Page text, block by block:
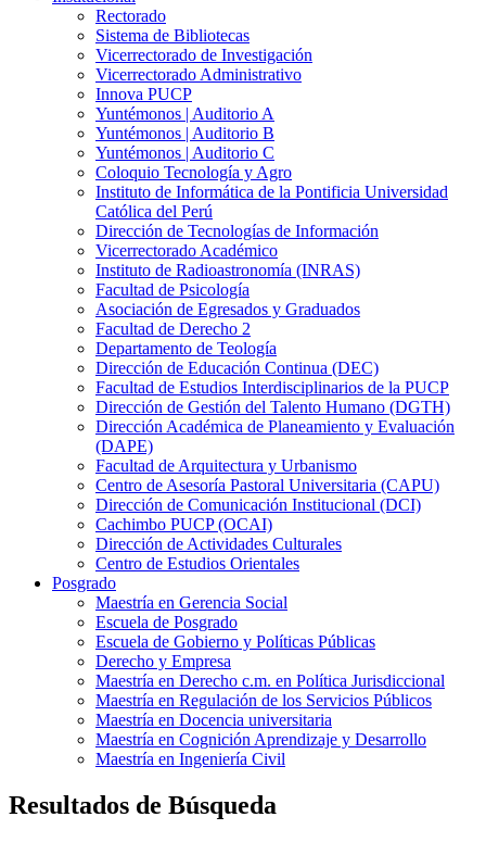
Rectorado
Sistema de Bibliotecas
Vicerrectorado de Investigación
Vicerrectorado Administrativo
Innova PUCP
Yuntémonos | Auditorio A
Yuntémonos | Auditorio B
Yuntémonos | Auditorio C
Coloquio Tecnología y Agro
Instituto de Informática de la Pontificia Universidad
Católica del Perú
Dirección de Tecnologías de Información
Vicerrectorado Académico
Instituto de Radioastronomía (INRAS)
Facultad de Psicología
Asociación de Egresados y Graduados
Facultad de Derecho 2
Departamento de Teología
Dirección de Educación Continua (DEC)
Facultad de Estudios Interdisciplinarios de la PUCP
Dirección de Gestión del Talento Humano (DGTH)
Dirección Académica de Planeamiento y Evaluación
(DAPE)
Facultad de Arquitectura y Urbanismo
Centro de Asesoría Pastoral Universitaria (CAPU)
Dirección de Comunicación Institucional (DCI)
Cachimbo PUCP (OCAI)
Dirección de Actividades Culturales
Centro de Estudios Orientales
Posgrado
Maestría en Gerencia Social
Escuela de Posgrado
Escuela de Gobierno y Políticas Públicas
Derecho y Empresa
Maestría en Derecho c.m. en Política Jurisdiccional
Maestría en Regulación de los Servicios Públicos
Maestría en Docencia universitaria
Maestría en Cognición Aprendizaje y Desarrollo
Maestría en Ingeniería Civil
Resultados de Búsqueda